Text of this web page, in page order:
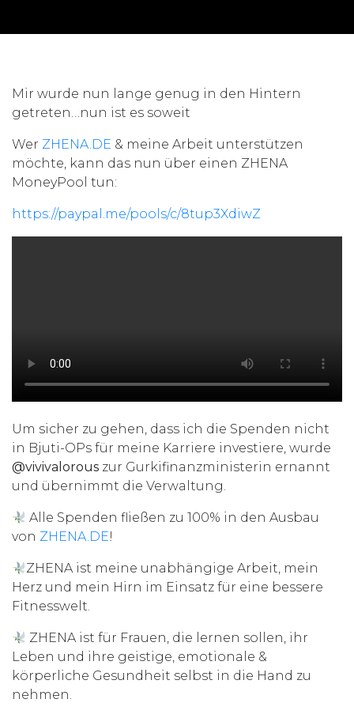
Mir wurde nun lange genug in den Hintern
getreten…nun ist es soweit
Wer ZHENA.DE & meine Arbeit unterstützen
möchte, kann das nun über einen ZHENA
MoneyPool tun:
https://paypal.me/pools/c/8tup3XdiwZ
Um sicher zu gehen, dass ich die Spenden nicht
in Bjuti-OPs für meine Karriere investiere, wurde
@vivivalorous zur Gurkifinanzministerin ernannt
und übernimmt die Verwaltung.
Alle Spenden fließen zu 100% in den Ausbau
von ZHENA.DE!
ZHENA ist meine unabhängige Arbeit, mein
Herz und mein Hirn im Einsatz für eine bessere
Fitnesswelt.
ZHENA ist für Frauen, die lernen sollen, ihr
Leben und ihre geistige, emotionale &
körperliche Gesundheit selbst in die Hand zu
nehmen.